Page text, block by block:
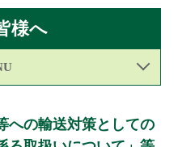
様へ
への輸送対策としての